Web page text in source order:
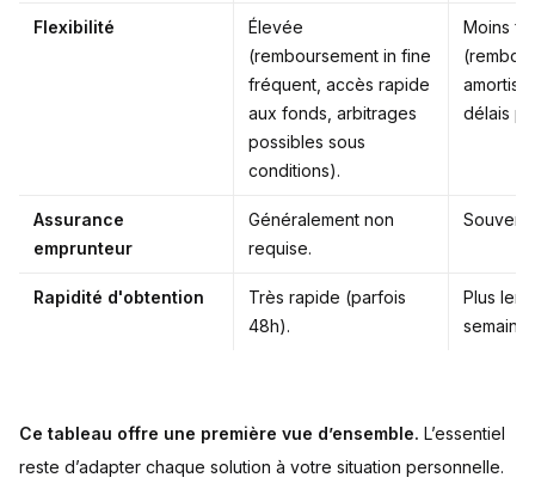
Flexibilité
Élevée
(remboursement in fine
fréquent, accès rapide
aux fonds, arbitrages
possibles sous
conditions).
Moins
délais
Assurance
emprunteur
Généralement non
requise.
Souvent
Rapidité d'obtention
Très rapide (parfois
48h).
Plus
Ce tableau offre une première vue d’ensemble. L’essentiel
reste d’adapter chaque solution à votre situation personnelle.